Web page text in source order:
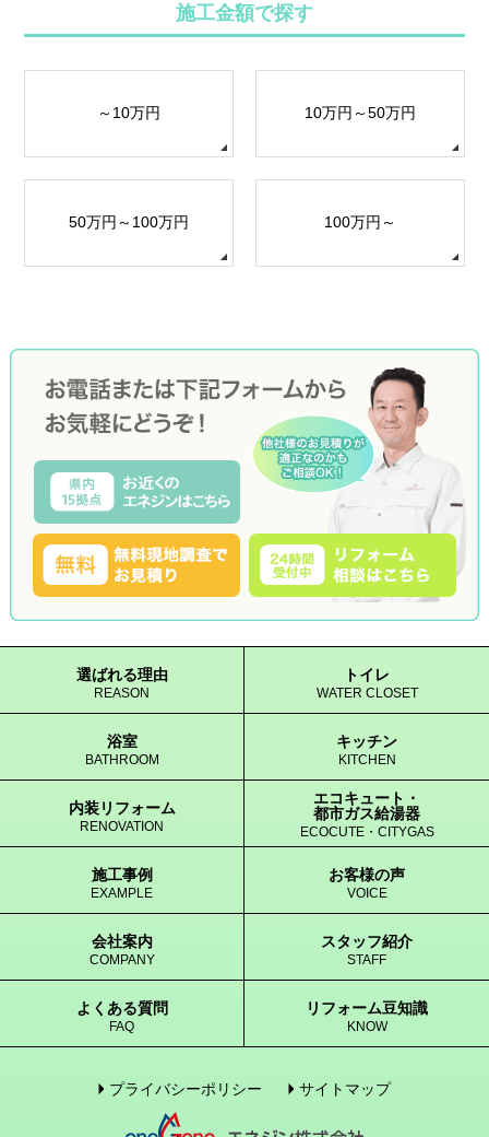
施工金額で探す
～10万円 10万円～50万円
50万円～100万円 100万円～
選ばれる理由
REASON
トイレ
WATER CLOSET
浴室
BATHROOM
キッチン
KITCHEN
内装リフォーム
RENOVATION
エコキュート・
都市ガス給湯器
ECOCUTE・CITYGAS
施工事例
EXAMPLE
お客様の声
VOICE
会社案内
COMPANY
スタッフ紹介
STAFF
よくある質問
FAQ
リフォーム豆知識
KNOW
プライバシーポリシー サイトマップ